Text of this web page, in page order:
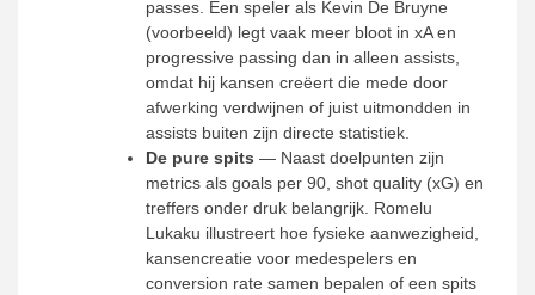
passes. Een speler als Kevin De Bruyne
(voorbeeld) legt vaak meer bloot in xA en
progressive passing dan in alleen assists,
omdat hij kansen creëert die mede door
afwerking verdwijnen of juist uitmondden in
assists buiten zijn directe statistiek.
De pure spits — Naast doelpunten zijn
metrics als goals per 90, shot quality (xG) en
treffers onder druk belangrijk. Romelu
Lukaku illustreert hoe fysieke aanwezigheid,
kansencreatie voor medespelers en
conversion rate samen bepalen of een spits